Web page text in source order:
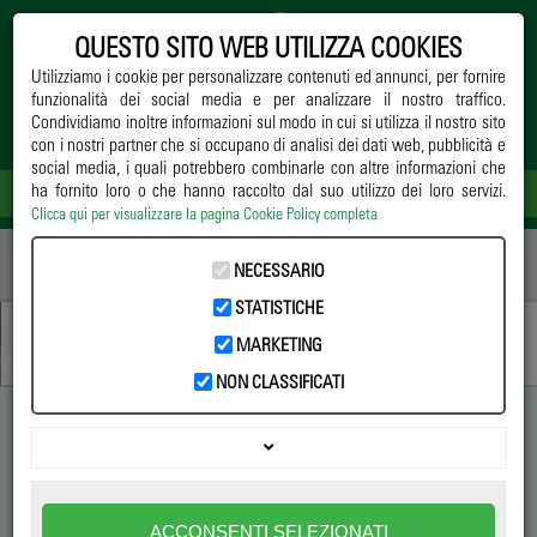
convincente
Prove in vivaio con
Polyversum®: una difesa
QUESTO SITO WEB UTILIZZA COOKIES
Utilizziamo i cookie per personalizzare contenuti ed annunci, per fornire
funzionalità dei social media e per analizzare il nostro traffico.
Condividiamo inoltre informazioni sul modo in cui si utilizza il nostro sito
con i nostri partner che si occupano di analisi dei dati web, pubblicità e
social media, i quali potrebbero combinarle con altre informazioni che
ha fornito loro o che hanno raccolto dal suo utilizzo dei loro servizi.
Clicca qui per visualizzare la pagina Cookie Policy completa
NECESSARIO
STATISTICHE
MARKETING
NON CLASSIFICATI
ACCONSENTI SELEZIONATI